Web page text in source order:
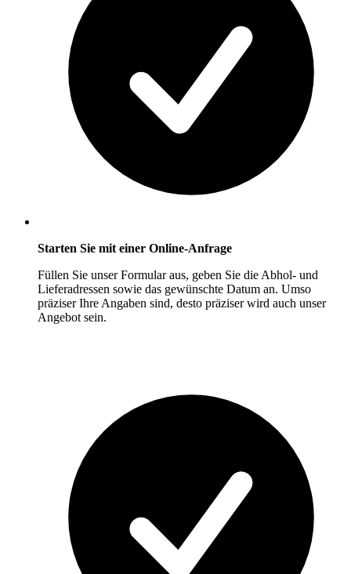
Starten Sie mit einer Online-Anfrage
Füllen Sie unser Formular aus, geben Sie die Abhol- und
Lieferadressen sowie das gewünschte Datum an. Umso
präziser Ihre Angaben sind, desto präziser wird auch unser
Angebot sein.